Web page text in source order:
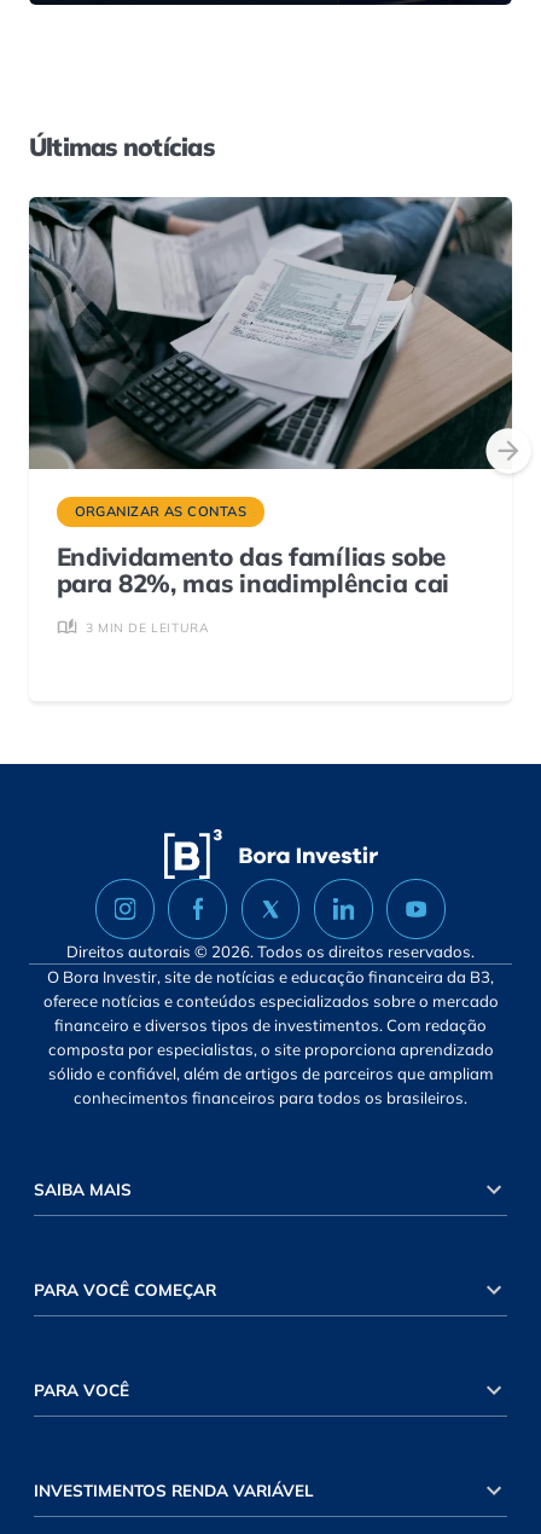
Últimas notícias
ORGANIZAR AS CONTAS
Endividamento das famílias sobe
para 82%, mas inadimplência cai
3 MIN DE LEITURA
Direitos autorais © 2026. Todos os direitos reservados.
O Bora Investir, site de notícias e educação financeira da B3,
oferece notícias e conteúdos especializados sobre o mercado
financeiro e diversos tipos de investimentos. Com redação
composta por especialistas, o site proporciona aprendizado
sólido e confiável, além de artigos de parceiros que ampliam
conhecimentos financeiros para todos os brasileiros.
SAIBA MAIS
PARA VOCÊ COMEÇAR
PARA VOCÊ
INVESTIMENTOS RENDA VARIÁVEL